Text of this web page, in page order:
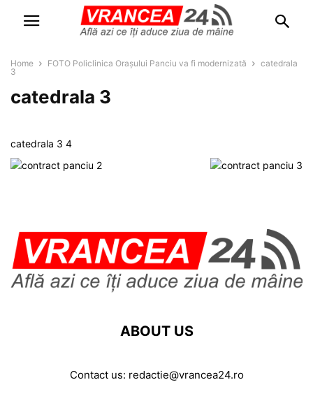
Home FOTO Policlinica Orașului Panciu va fi modernizată
catedrala
3
catedrala 3
catedrala 3 4
ABOUT US
Contact us: redactie@vrancea24.ro